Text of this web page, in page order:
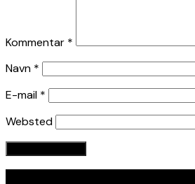
Kommentar *
Navn *
E-mail *
Websted